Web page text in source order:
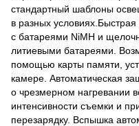
стандартный шаблоны
в разных
с батареями NiMH и
литиевыми батареями.
помощью карты памяти,
камере. Автоматическая
о чрезмерном нагревании
интенсивности съемки и
перезарядку. Вспышка